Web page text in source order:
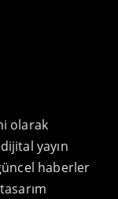
olarak
yayın
haberler